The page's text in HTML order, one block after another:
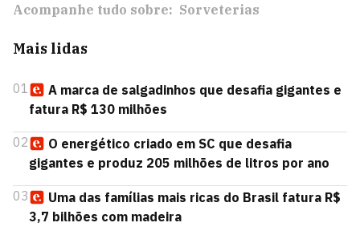
Acompanhe tudo sobre: Sorveterias
Mais lidas
01
A marca de salgadinhos que desafia gigantes e
fatura R$ 130 milhões
02
O energético criado em SC que desafia
gigantes e produz 205 milhões de litros por ano
03
Uma das famílias mais ricas do Brasil fatura R$
3,7 bilhões com madeira